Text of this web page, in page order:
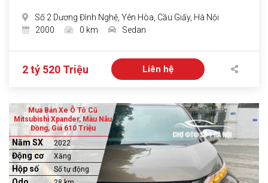
Số 2 Dương Đình Nghệ, Yên Hòa, Cầu Giấy, Hà Nội
2000
0 km Sedan
2 tỷ 520 Triệu Liên hệ
Mua Bán Xe Ô Tô Cũ
Mitsubishi Xpander, Màu Nâu
Đồng, Giá 610 Triệu
Năm SX 2022
Động cơ Xăng
Hộp số Số tự động